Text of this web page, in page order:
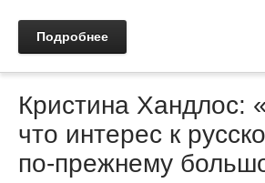
Подробнее
Кристина Хандлос:
что интерес к
по-прежнему